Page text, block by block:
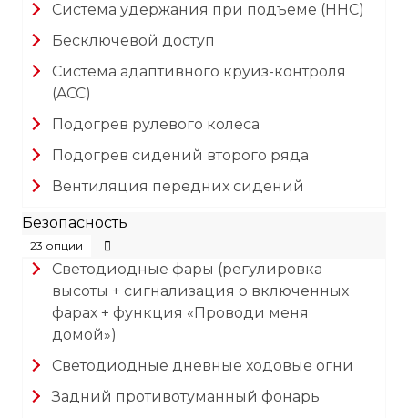
Система удержания при подъеме (HHC)
Бесключевой доступ
Система адаптивного круиз-контроля
(ACC)
Подогрев рулевого колеса
Подогрев сидений второго ряда
Вентиляция передних сидений
Безопасность
23 опции
Светодиодные фары (регулировка
высоты + сигнализация о включенных
фарах + функция «Проводи меня
домой»)
Светодиодные дневные ходовые огни
Задний противотуманный фонарь